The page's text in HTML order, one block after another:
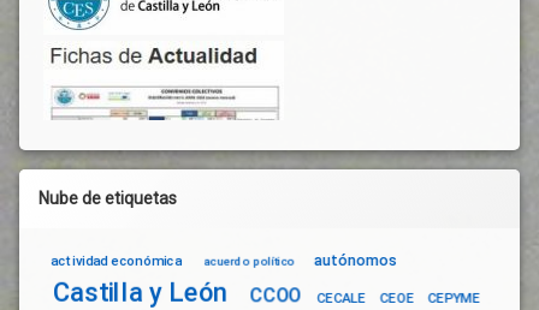
Nube de etiquetas
actividad económica acuerdo político autónomos
Castilla y León CCOO CECALE CEOE CEPYME